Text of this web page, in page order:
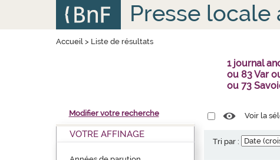
Presse locale
Accueil> Liste de résultats
1 journal
ou 83 Var
ou 73
Modifier votre recherche
VOTRE AFFINAGE
Voir la
Tri par :
Panneau de gestion des cookies